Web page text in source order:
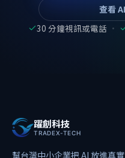
查看
30 分鐘視訊或電話 ·
躍創科技
TRADEX-TECH
幫台灣中小企業把 AI 放進真